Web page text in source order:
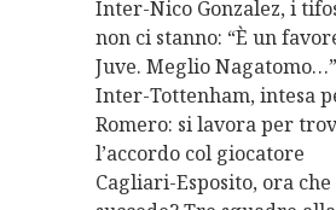
Inter-Nico Gonzalez, i
non ci stanno: “È un
Juve. Meglio Nagatomo…”
Inter-Tottenham, intesa
Romero: si lavora per
l’accordo col giocatore
Cagliari-Esposito, ora che